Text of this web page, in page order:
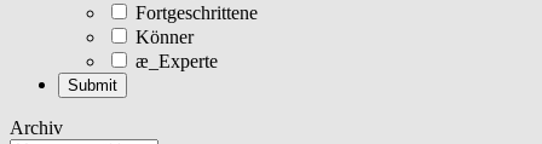
Fortgeschrittene
Könner
æ_Experte
Archiv